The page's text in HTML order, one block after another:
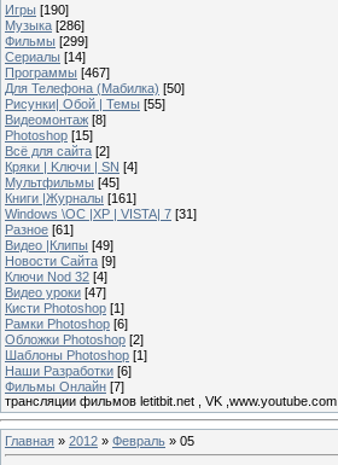
Игры [190]
Музыка [286]
Фильмы [299]
Сериалы [14]
Программы [467]
Для Телефона (Мабилка) [50]
Рисунки| Обой | Темы [55]
Видеомонтаж [8]
Photoshop [15]
Всё для сайта [2]
Кряки | Kлючи | SN [4]
Мультфильмы [45]
Книги |Журналы [161]
Windows \OC |XP | VISTA| 7 [31]
Разное [61]
Видео |Клипы [49]
Новости Сайта [9]
Ключи Nod 32 [4]
Видео уроки [47]
Кисти Photoshop [1]
Рамки Photoshop [6]
Обложки Photoshop [2]
Шаблоны Photoshop [1]
Наши Разработки [6]
Фильмы Онлайн [7]
трансляции фильмов letitbit.net , VK ,www.youtube.com
Главная » 2012 » Февраль » 05